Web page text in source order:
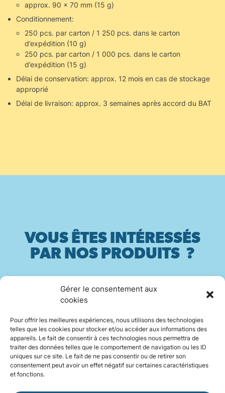
Gérer le consentement aux
cookies
Pour offrir les meilleures expériences, nous utilisons des technologies
telles que les cookies pour stocker et/ou accéder aux informations des
appareils. Le fait de consentir à ces technologies nous permettra de
traiter des données telles que le comportement de navigation ou les ID
uniques sur ce site. Le fait de ne pas consentir ou de retirer son
consentement peut avoir un effet négatif sur certaines caractéristiques
et fonctions.
approx. 90 x 70 mm (15 g)
Conditionnement:
250 pcs. par carton / 1 250 pcs. dans le carton
d’expédition (10 g)
250 pcs. par carton / 1 000 pcs. dans le carton
d’expédition (15 g)
Délai de conservation: approx. 12 mois en cas de stockage
approprié
Délai de livraison: approx. 3 semaines après accord du BAT
VOUS ÊTES INTÉRESSÉS
PAR NOS PRODUITS ?
Contactez-nous
INSTAGRAM